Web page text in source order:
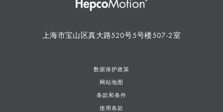
上海市宝山区真大路520号5号楼507-2室
数据保护政策
网站地图
条款和条件
使用条款